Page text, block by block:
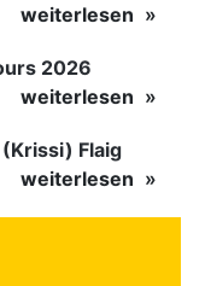
weiterlesen
2026
weiterlesen
Flaig
weiterlesen